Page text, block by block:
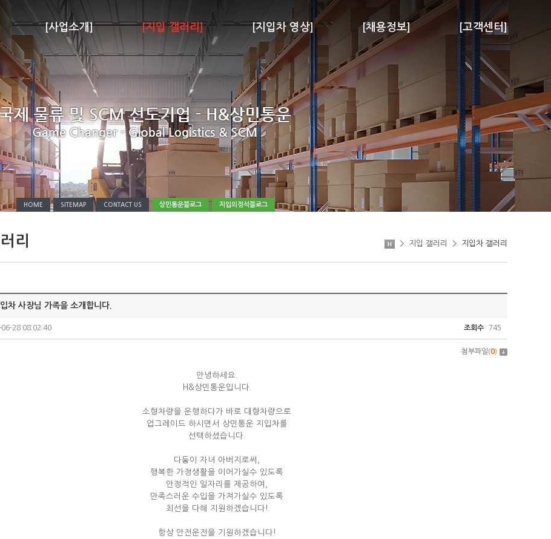
HOME SITEMAP CONTACT US 상민통운블로그 지입의정석블로그
[사업소개] [지입 갤러리] [지입차 영상] [채용정보] [고객센터]
리 > 지입 갤러리 > 지입차 갤러리
차 사장님 가족을 소개합니다.
06-28 08:02:40 조회수 745
첨부파일(0)
안녕하세요.
H&상민통운입니다.
소형차량을 운행하다가 바로 대형차량으로
업그레이드 하시면서 상민통운 지입차를
선택하셨습니다.
다둥이 자녀 아버지로써,
행복한 가정생활을 이어가실수 있도록
안정적인 일자리를 제공하여,
만족스러운 수입을 가져가실수 있도록
최선을 다해 지원하겠습니다!
항상 안전운전을 기원하겠습니다!